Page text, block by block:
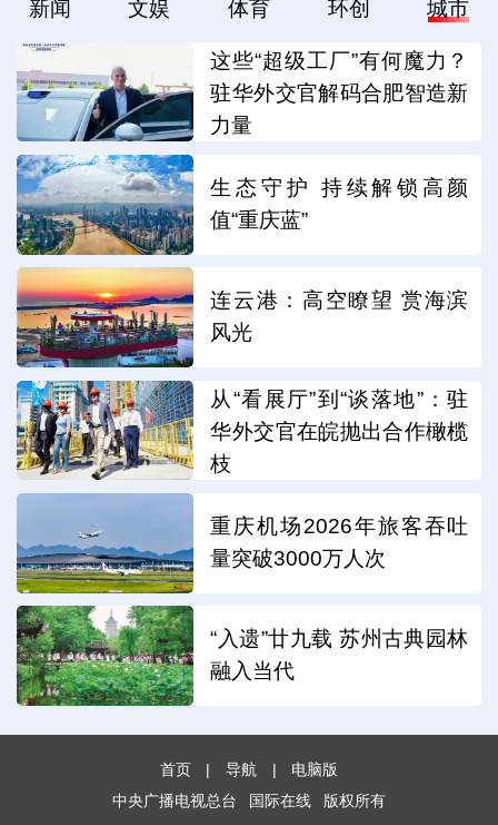
新闻 文娱 体育 环创 城市
这些“超级工厂”有何魔力？
驻华外交官解码合肥智造新
力量
生态守护 持续解锁高颜
值“重庆蓝”
连云港：高空瞭望 赏海滨
风光
从“看展厅”到“谈落地”：驻
华外交官在皖抛出合作橄榄
枝
重庆机场2026年旅客吞吐
量突破3000万人次
“入遗”廿九载 苏州古典园林
融入当代
首页 | 导航 |
电脑版
中央广播电视总台
国际在线 版权所有